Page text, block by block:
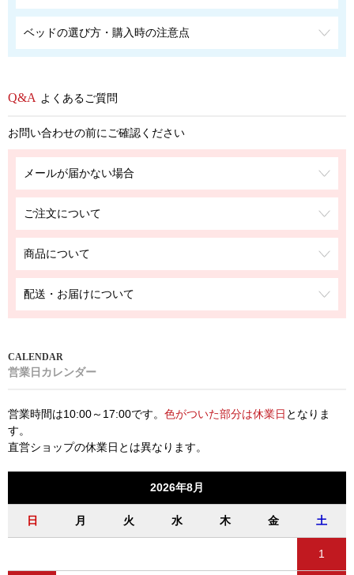
ベッドの選び方・購入時の注意点
よくあるご質問
お問い合わせの前にご確認ください
メールが届かない場合
ご注文について
商品について
配送・お届けについて
営業日カレンダー
営業時間は10:00～17:00です。 色がついた部分は休業日 となりま
す。
直営ショップの休業日とは異なります。
2026年8月
日 月 火 水 木 金 土
1